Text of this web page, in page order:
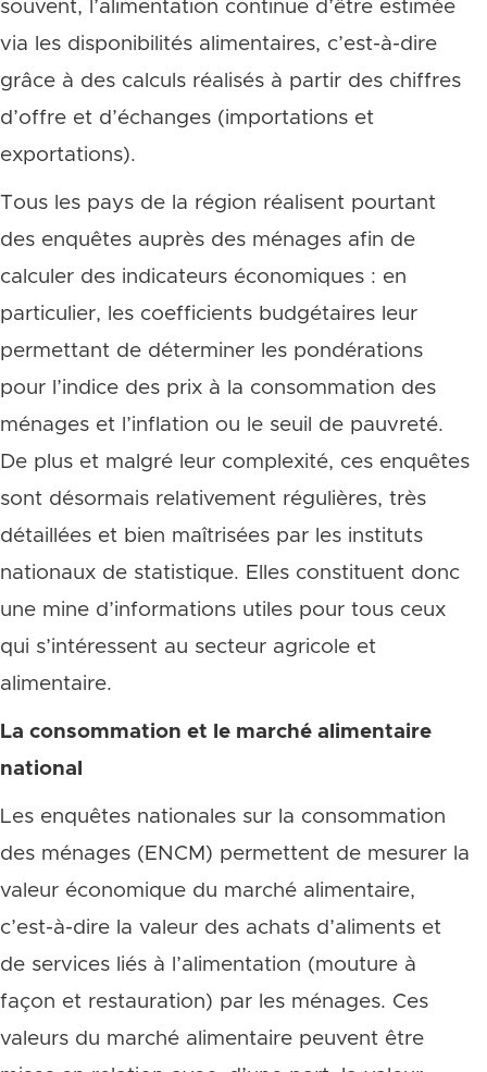
souvent, l’alimentation continue d’être estimée
via les disponibilités alimentaires, c’est-à-dire
grâce à des calculs réalisés à partir des chiffres
d’offre et d’échanges (importations et
exportations).
Tous les pays de la région réalisent pourtant
des enquêtes auprès des ménages afin de
calculer des indicateurs économiques : en
particulier, les coefficients budgétaires leur
permettant de déterminer les pondérations
pour l’indice des prix à la consommation des
ménages et l’inflation ou le seuil de pauvreté.
De plus et malgré leur complexité, ces enquêtes
sont désormais relativement régulières, très
détaillées et bien maîtrisées par les instituts
nationaux de statistique. Elles constituent donc
une mine d’informations utiles pour tous ceux
qui s’intéressent au secteur agricole et
alimentaire.
La consommation et le marché alimentaire
national
Les enquêtes nationales sur la consommation
des ménages (ENCM) permettent de mesurer la
valeur économique du marché alimentaire,
c’est-à-dire la valeur des achats d’aliments et
de services liés à l’alimentation (mouture à
façon et restauration) par les ménages. Ces
valeurs du marché alimentaire peuvent être